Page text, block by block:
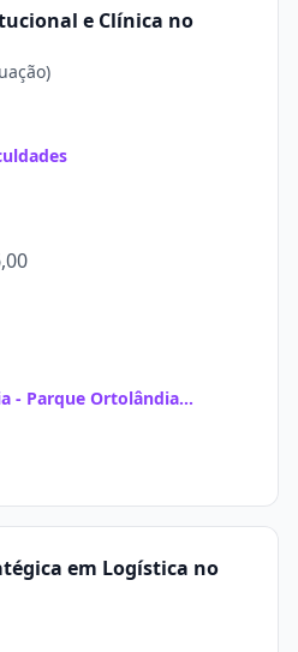
e Clínica no
em Logística no